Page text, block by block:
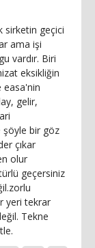
sirketin geçici
ama işi
vardır. Biri
eksikliğin
easa'nin
gelir,
şöyle bir göz
çıkar
olur
geçersiniz
yeri tekrar
Tekne